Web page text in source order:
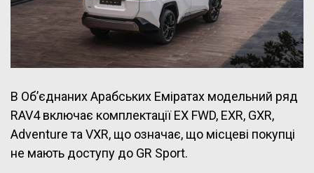
В Об’єднаних Арабських Еміратах модельний ряд
RAV4 включає комплектації EX FWD, EXR, GXR,
Adventure та VXR, що означає, що місцеві покупці
не мають доступу до GR Sport.